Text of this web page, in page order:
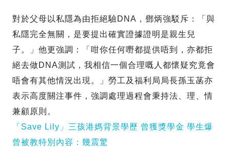
對於父母以私隱為由拒絕驗DNA，鄧炳強駁斥：「與
私隱完全無關，是要提出確實證據證明是親生兒
子。」他更強調：「咁你任何嘢都提供唔到，亦都拒
絕去做DNA測試，我相信一個合理嘅人都懷疑究竟會
唔會有其他情況出現。」勞工及福利局局長孫玉菡亦
表示高度關注事件，強調處理過程會秉持法、理、情
兼顧原則。
「Save Lily」三孩港媽背景學歷 曾獲獎學金 學生爆
曾被教特別內容：幾震驚